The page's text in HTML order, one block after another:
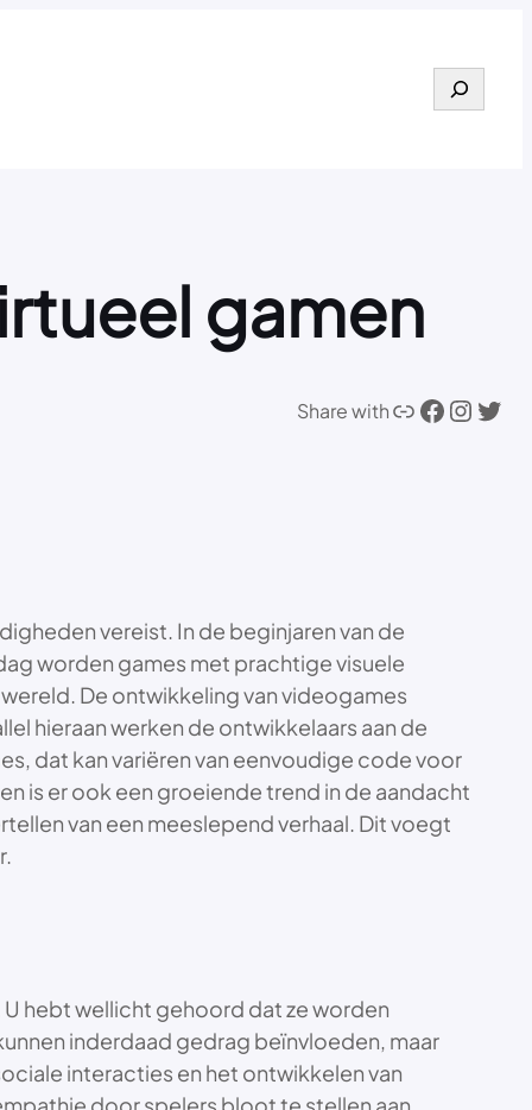
Search
gamen
Share withLink Facebook Instagram Twitter
vereist. In de beginjaren van de
worden games met prachtige visuele
De ontwikkeling van videogames
hieraan werken de ontwikkelaars aan de
dat kan variëren van eenvoudige code voor
is er ook een groeiende trend in de aandacht
van een meeslepend verhaal. Dit voegt
hebt wellicht gehoord dat ze worden
inderdaad gedrag beïnvloeden, maar
interacties en het ontwikkelen van